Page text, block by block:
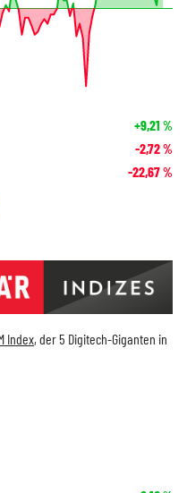
+9,21 %
-2,72%
-22,67%
Index, der 5 Digitech-Giganten in